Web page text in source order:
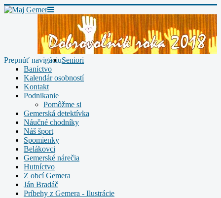
Prepnúť navigáciuSeniori
Baníctvo
Kalendár osobností
Kontakt
Podnikanie
Pomôžme si
Gemerská detektívka
Náučné chodníky
Náš šport
Spomienky
Belákovci
Gemerské nárečia
Hutníctvo
Z obcí Gemera
Ján Bradáč
Príbehy z Gemera - Ilustrácie